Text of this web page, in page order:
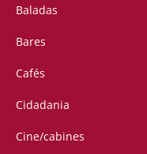
Baladas
Bares
Cafés
Cidadania
Cine/cabines